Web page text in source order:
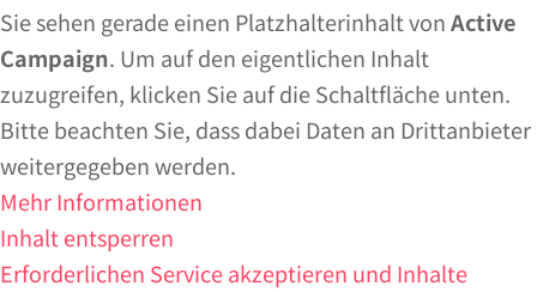
Sie sehen gerade einen Platzhalterinhalt vonActive
Campaign. Um auf den eigentlichen Inhalt
zuzugreifen, klicken Sie auf die Schaltfläche unten.
Bitte beachten Sie, dass dabei Daten an Drittanbieter
weitergegeben werden.
Mehr Informationen
Inhalt entsperren
Erforderlichen Service akzeptieren und Inhalte